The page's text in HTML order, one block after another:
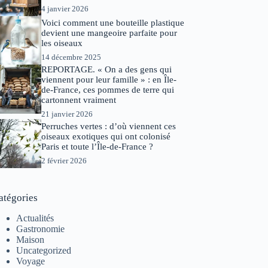
4 janvier 2026
Voici comment une bouteille plastique
devient une mangeoire parfaite pour
les oiseaux
14 décembre 2025
REPORTAGE. « On a des gens qui
viennent pour leur famille » : en Île-
de-France, ces pommes de terre qui
cartonnent vraiment
21 janvier 2026
Perruches vertes : d’où viennent ces
oiseaux exotiques qui ont colonisé
Paris et toute l’Île-de-France ?
2 février 2026
Actualités
Gastronomie
Maison
Uncategorized
Voyage